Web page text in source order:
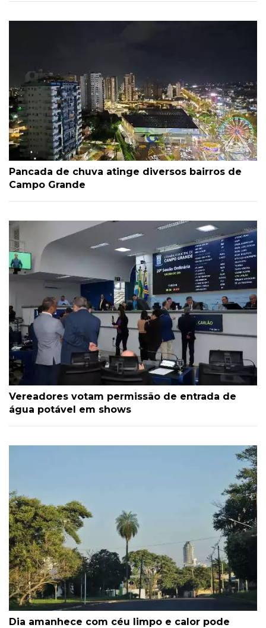
Pancada de chuva atinge diversos bairros de
Campo Grande
Vereadores votam permissão de entrada de
água potável em shows
Dia amanhece com céu limpo e calor pode